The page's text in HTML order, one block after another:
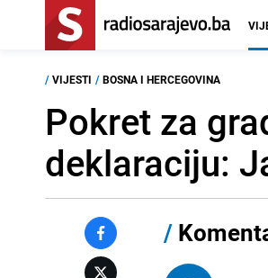
/ VIJESTI / BOSNA I HERCEGOVINA
Pokret za
deklaraciju:
/